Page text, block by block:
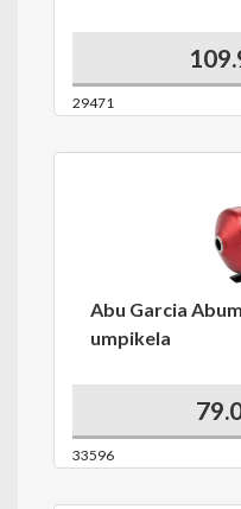
29471
Abu Garcia
umpikela
33596